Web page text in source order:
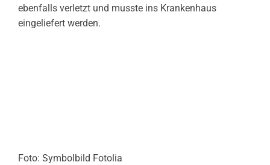
ebenfalls verletzt und musste ins Krankenhaus
eingeliefert werden.
Foto: Symbolbild Fotolia